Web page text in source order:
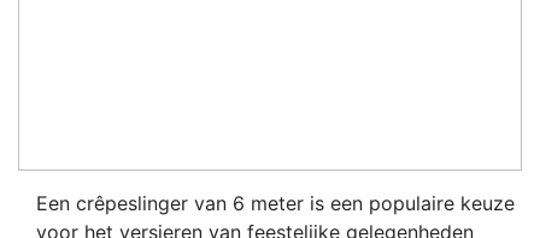
Een crêpeslinger van 6 meter is een populaire keuze
voor het versieren van feestelijke gelegenheden